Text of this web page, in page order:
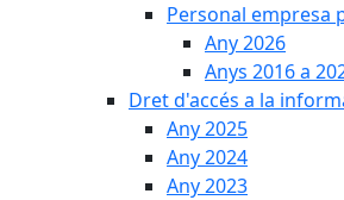
Personal empresa
Any 2026
Anys 2016 a
Dret d'accés a la
Any 2025
Any 2024
Any 2023